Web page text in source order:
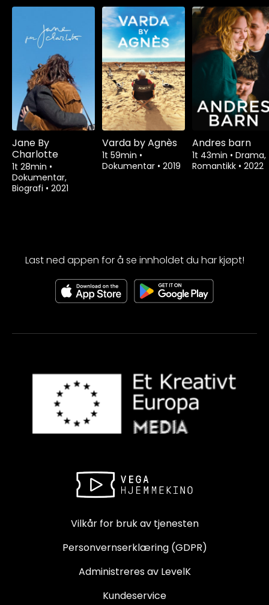
Jane By
Charlotte
1t 28min •
Dokumentar,
Biografi • 2021
Varda by Agnès
1t 59min •
Dokumentar • 2019
Andres barn
1t 43min • Drama,
Romantikk • 2022
Last ned appen for å se innholdet du har kjøpt!
Vilkår for bruk av tjenesten
Personvernserklæring (GDPR)
Administreres av LevelK
Kundeservice